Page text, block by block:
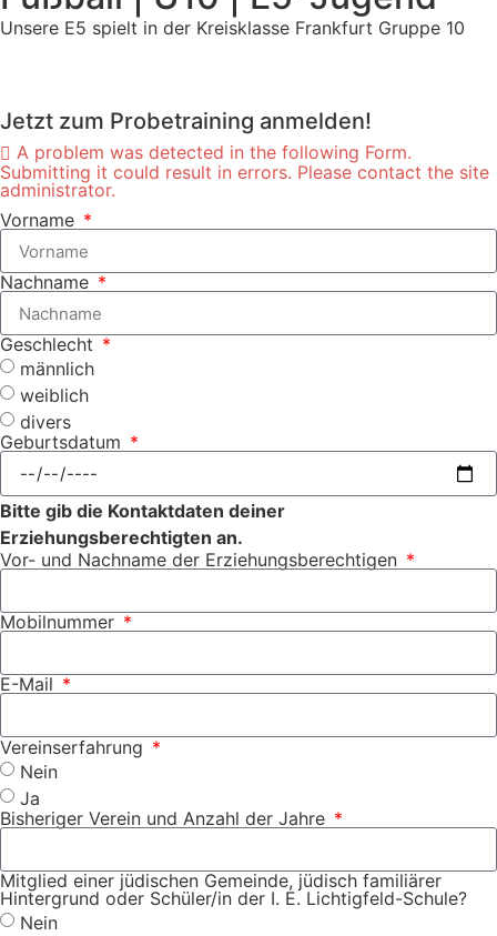
Unsere E5 spielt in der Kreisklasse Frankfurt Gruppe 10
Jetzt zum Probetraining anmelden!
A problem was detected in the following Form.
Submitting it could result in errors. Please contact the site
administrator.
Vorname
Nachname
Geschlecht
männlich
weiblich
divers
Geburtsdatum
Bitte gib die Kontaktdaten deiner
Erziehungsberechtigten an.
Vor- und Nachname der Erziehungsberechtigen
Mobilnummer
E-Mail
Vereinserfahrung
Nein
Ja
Bisheriger Verein und Anzahl der Jahre
Mitglied einer jüdischen Gemeinde, jüdisch familiärer
Hintergrund oder Schüler/in der I. E. Lichtigfeld-Schule?
Nein